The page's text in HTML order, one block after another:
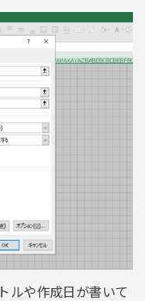
ルや作成日が書いて